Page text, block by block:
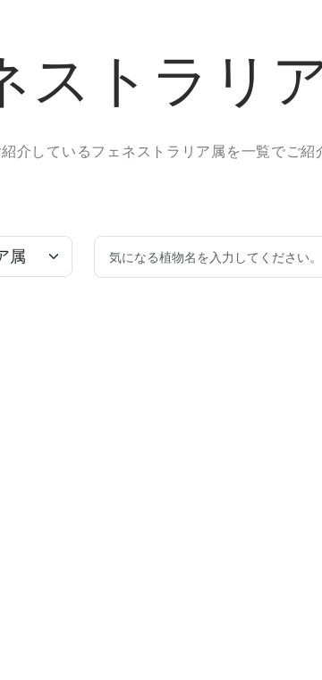
ストラリ
介しているフェネストラリア属を一覧でご紹